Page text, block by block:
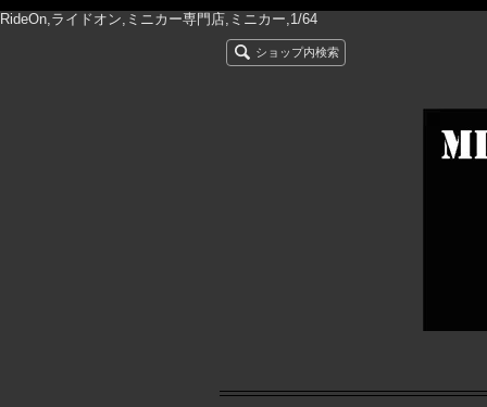
RideOn,ライドオン,ミニカー専門店,ミニカー,1/64
ショップ内検索